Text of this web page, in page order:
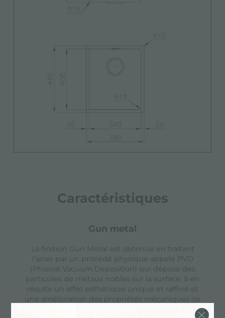
Caractéristiques
gun metal
La finition Gun Metal est obtenue en traitant
l'acier par un procédé physique appelé PVD
(Phisical Vacuum Deposition) qui dépose des
particules de métaux nobles sur la surface. Il en
résulte un effet esthétique unique et raffiné et
une amélioration des propriétés mécaniques de